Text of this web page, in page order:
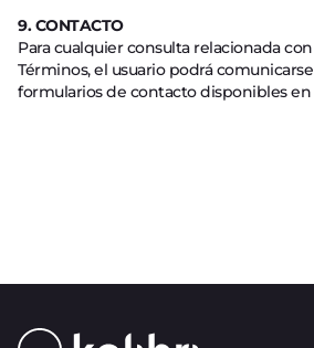
9. CONTACTO
Para cualquier consulta relacionada
Términos, el usuario podrá
formularios de contacto disponibles en